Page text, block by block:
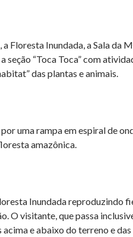
Floresta Inundada, a Sala da
seção “Toca Toca” com
das plantas e animais.
uma rampa em espiral de
amazônica.
Inundada reproduzindo
O visitante, que passa
e abaixo do terreno e das